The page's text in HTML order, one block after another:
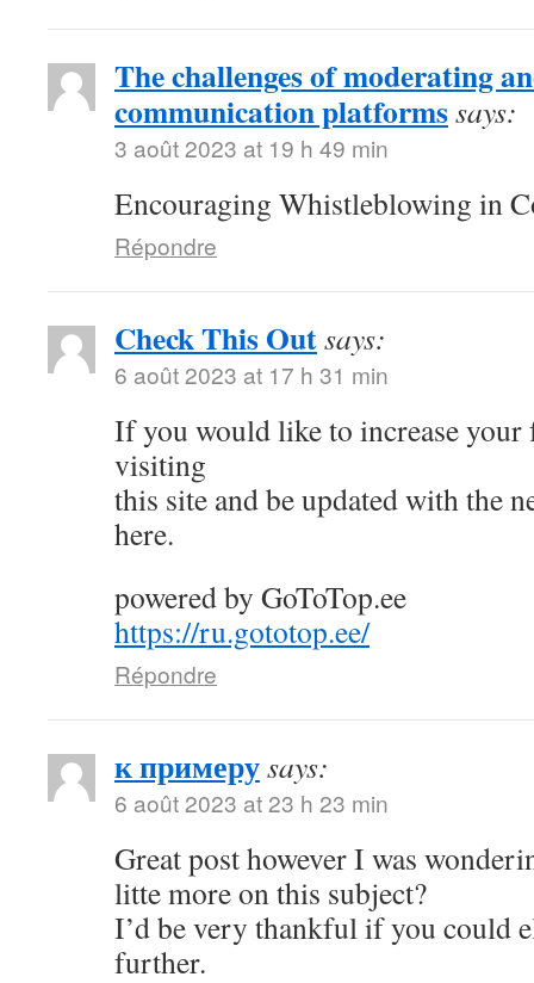
The challenges of moderating
communication platformssays:
3 août 2023 at 19 h 49 min
Encouraging Whistleblowing in
Répondre
Check This Outsays:
6 août 2023 at 17 h 31 min
If you would like to increase
visiting
this site and be updated with the
here.
powered by GoToTop.ee
https://ru.gototop.ee/
Répondre
к примеруsays:
6 août 2023 at 23 h 23 min
Great post however I was
litte more on this subject?
I’d be very thankful if you could
further.